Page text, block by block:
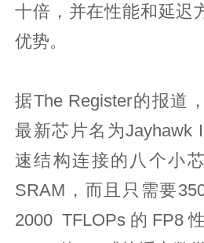
十倍，并在性能和延迟
优势。
据The Register的报道
最新芯片名为Jayhawk
速结构连接的八个小
SRAM，而且只需要
2000 TFLOPs的FP8